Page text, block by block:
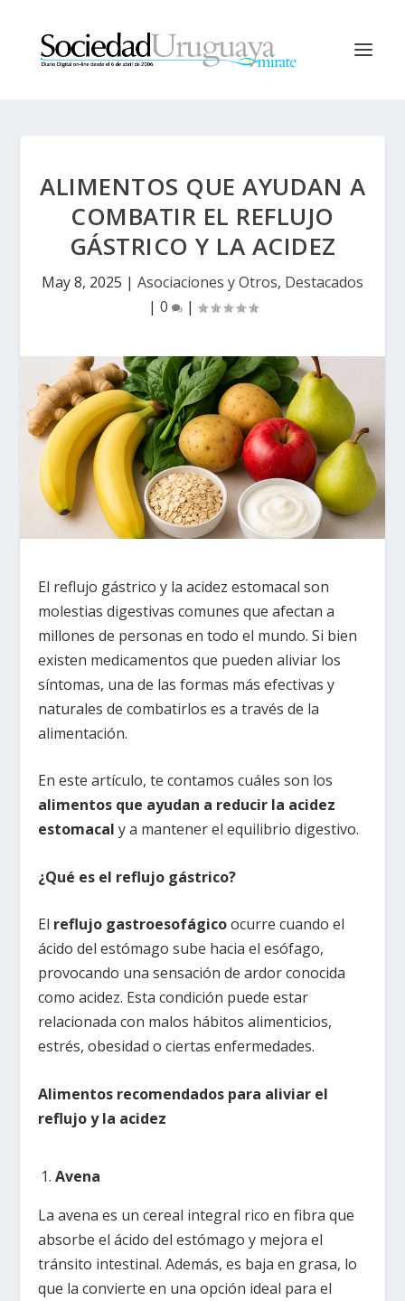
ALIMENTOS QUE AYUDAN A
COMBATIR EL REFLUJO
GÁSTRICO Y LA ACIDEZ
May 8, 2025 | Asociaciones y Otros, Destacados
| 0 |
El reflujo gástrico y la acidez estomacal son
molestias digestivas comunes que afectan a
millones de personas en todo el mundo. Si bien
existen medicamentos que pueden aliviar los
síntomas, una de las formas más efectivas y
naturales de combatirlos es a través de la
alimentación.
En este artículo, te contamos cuáles son los
alimentos que ayudan a reducir la acidez
estomacal y a mantener el equilibrio digestivo.
¿Qué es el reflujo gástrico?
El reflujo gastroesofágicoocurre cuando el
ácido del estómago sube hacia el esófago,
provocando una sensación de ardor conocida
como acidez. Esta condición puede estar
relacionada con malos hábitos alimenticios,
estrés, obesidad o ciertas enfermedades.
Alimentos recomendados para aliviar el
reflujo y la acidez
Avena
La avena es un cereal integral rico en fibra que
absorbe el ácido del estómago y mejora el
tránsito intestinal. Además, es baja en grasa, lo
que la convierte en una opción ideal para el